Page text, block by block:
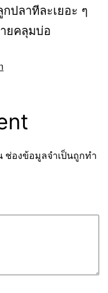
ปลาทีละเยอะ ๆ
ยคลุมบ่อ
ช่องข้อมูลจำเป็นถูกทำ